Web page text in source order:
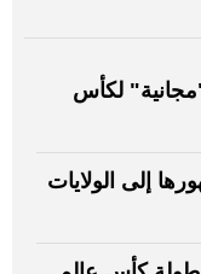
لكأس
إلى الولايات